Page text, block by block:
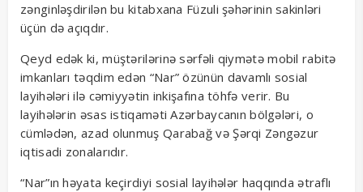
zənginləşdirilən bu kitabxana Füzuli şəhərinin sakinləri
üçün də açıqdır.
Qeyd edək ki, müştərilərinə sərfəli qiymətə mobil rabitə
imkanları təqdim edən “Nar” özünün davamlı sosial
layihələri ilə cəmiyyətin inkişafına töhfə verir. Bu
layihələrin əsas istiqaməti Azərbaycanın bölgələri, o
cümlədən, azad olunmuş Qarabağ və Şərqi Zəngəzur
iqtisadi zonalarıdır.
“Nar”ın həyata keçirdiyi sosial layihələr haqqında ətraflı